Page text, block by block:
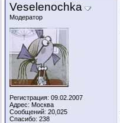
Veselenochka
Модератор
Регистрация: 09.02.2007
Адрес: Москва
Сообщений: 20,025
Спасибо: 238